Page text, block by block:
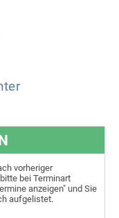
vorheriger
bei Terminart
anzeigen" und Sie
aufgelistet.